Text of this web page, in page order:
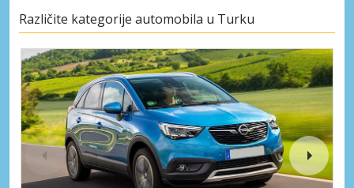
Različite kategorije automobila u Turku